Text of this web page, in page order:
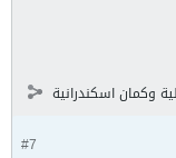
وكمان اسكندرانية
#7